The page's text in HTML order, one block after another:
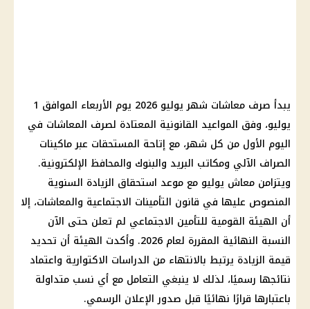
يبدأ صرف معاشات شهر يوليو 2026 يوم الأربعاء الموافق 1
يوليو، وفق المواعيد القانونية المعتادة لصرف المعاشات في
اليوم الأول من كل شهر، مع إتاحة المستحقات عبر ماكينات
الصراف الآلي ومكاتب البريد والبنوك والمحافظ الإلكترونية.
ويتزامن معاش يوليو مع موعد استحقاق الزيادة السنوية
المنصوص عليها في قانون التأمينات الاجتماعية والمعاشات، إلا
أن الهيئة القومية للتأمين الاجتماعي لم تعلن حتى الآن
النسبة النهائية المقررة لعام 2026. وأكدت الهيئة أن تحديد
قيمة الزيادة يرتبط بالانتهاء من الدراسات الاكتوارية واعتماد
نتائجها رسميًا، لذلك لا ينبغي التعامل مع أي نسب متداولة
باعتبارها قرارًا نهائيًا قبل صدور الإعلان الرسمي.